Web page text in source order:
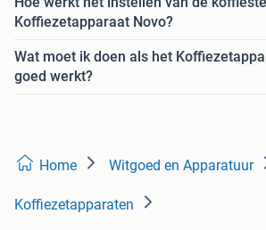
Koffiezetapparaat Novo?
Wat moet ik doen als het
goed werkt?
Home Witgoed en Apparatuur
Koffiezetapparaten